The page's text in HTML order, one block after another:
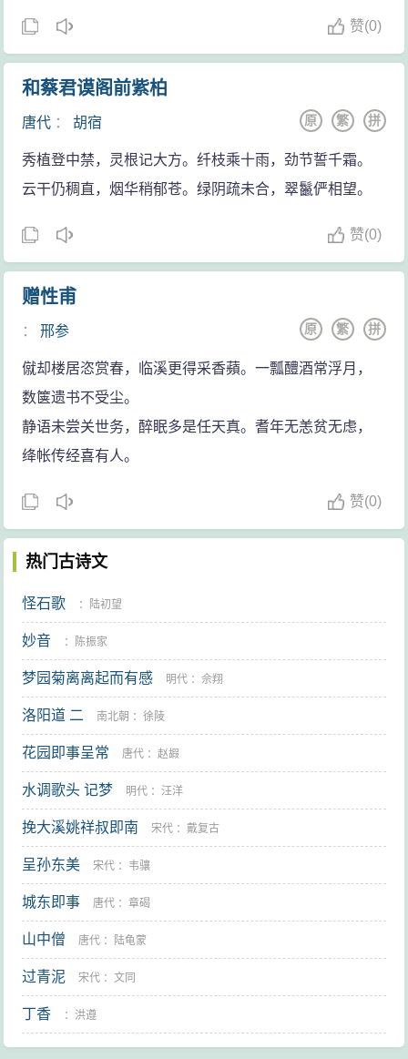
就在云南做了王，客观上背叛了楚国。传说中这两个人
成为“坏人”的代表。
莫邪[yé]：古代宝剑名。铅刀：软而钝的刀。铦
（xiān）：锋利。
康瓠（hù）：瓦罐，比喻庸才。
腾驾：驾驭。罢（pí）：．疲惫。骖：古代四马驾一车，
中间的两匹叫服，两边的叫骖。蹇：跛脚。
服：驾。《战国策·楚策》：“夫骥之齿至矣，服盐车而上
盐车，比喻糟蹋有才能的人。
章甫：古代的一种礼帽。荐：垫。履：鞋。章甫荐履：
用礼貌来垫鞋子。渐：逐渐，这里指时间短暂。
离：通“罹”，遭遇。咎：灾祸。
讯曰：告曰。相当于《楚辞》的“乱曰”。
巳矣：“算了吧”之意。
壹郁：同“抑郁”。
己升高。
袭：效法。九渊：九重渊，深渊。沕（wù）：深潜的样
子。
偭（miǎn）：面向。蟂獭（xiāotǎ）：水獭一类的动物。
类。螾：同“蚓”，蚯蚓。这两句是说面向蟂獭一类动物隐
居，不与蛤蟆、水蛭、蚯蚓一类小虫为伍。
系：用绳系住。羁：用络头络住。这两句的意思是能够
停留的地方就停留，就像犬、羊哪样。
般：久。纷纷：乱纷纷的样子。尤：祸患。夫子：指屈
原。意思是说屈原自己该走不走，长久停留在那乱纷纷
的地方，怎么不会遭祸呢。
历：走遍。相：考察。此都：指楚国都城郢。这是贾谊
为屈原提的建议，要他到处走一走，看到有贤君才停下
来帮助他。
千仞：极言其高。仞，七尺为一仞。览：看到。德辉：
井，上敛下大，其状如壶，相传是贾谊所凿，称太傅井
或壶井。因杜甫有“长怀贾谊井依然”的诗句，所以又称长
怀井。清代贾太傅祠有治安堂、潇湘别墅、大观楼、佩
秋亭等建筑。今尚存祠屋一间，宅内留有贾谊木雕像一
作为一位才气“陵轶飞免”的英才，贾谊留存下来的赋
像他的鸿文巨论一样“沾溉后人,其泽甚远”。贾谊赋在赋史
上具有“振其绪”之功。既上承楚骚的余绪。又奠定了汉代
是以文辞清丽，抒情浓郁而饮誉于世的。“辞清而理哀”，
了贾谊这篇短赋被历代文人心慕手追的原因。贾谊的境
遇与屈原相类似，因而在此赋中作者借屈原以自况，用
清丽的言辞，抒写出悲愤哀伤的感情。
赞(0)
和蔡君谟阁前紫柏
唐代 ：胡宿 拼
繁
原
秀植登中禁，灵根记大方。纤枝乘十雨，劲节誓千霜。
云干仍稠直，烟华稍郁苍。绿阴疏未合，翠鬣俨相望。
赞(0)
赠性甫
：邢参 拼
繁
原
僦却楼居恣赏春，临溪更得采香蘋。一瓢醴酒常浮月，
数箧遗书不受尘。
静语未尝关世务，醉眠多是任天真。耆年无恙贫无虑，
绛帐传经喜有人。
赞(0)
热门古诗文
怪石歌 ： 陆初望
妙音 ： 陈振家
梦园菊离离起而有感 明代 ：佘翔
洛阳道 二 南北朝 ：徐陵
花园即事呈常 唐代 ：赵嘏
水调歌头 记梦 明代 ：汪洋
挽大溪姚祥叔即南 宋代 ：戴复古
呈孙东美 宋代 ： 韦骧
城东即事 唐代 ：章碣
山中僧 唐代 ： 陆龟蒙
过青泥 宋代 ：文同
丁香 ：洪遵